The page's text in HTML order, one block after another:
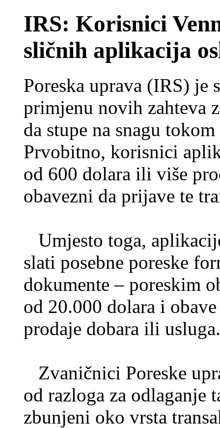
IRS: Korisnici
sličnih aplikacija
Poreska uprava (IRS) je
primjenu novih zahteva
da stupe na snagu
Prvobitno, korisnici
od 600 dolara ili više
obavezni da prijave te
Umjesto toga,
slati posebne poreske
dokumente – poreskim
od 20.000 dolara i
prodaje dobara ili usluga.
Zvaničnici Poreske
od razloga za odlaganje
zbunjeni oko vrsta